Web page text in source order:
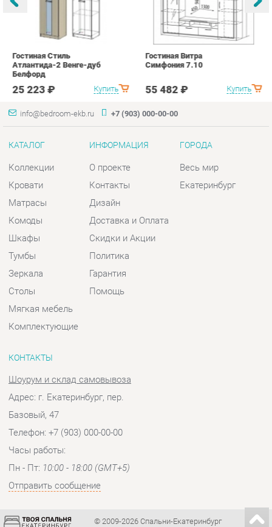
info@bedroom-ekb.ru +7 (903) 000-00-00
КАТАЛОГ
Коллекции
Кровати
Матрасы
Комоды
Шкафы
Тумбы
Зеркала
Столы
Мягкая мебель
ИНФОРМАЦИЯ
О проекте
Дизайн
Доставка и Оплата
Скидки и Акции
Политика
Гарантия
Помощь
ГОРОДА
Весь мир
КОНТАКТЫ
Адрес: г. Екатеринбург, пер.
Часы работы:
© 2009-2026 Спальни-Екатеринбург